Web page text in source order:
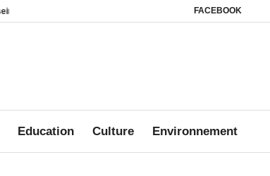
FACEBOOK
Affaire Mbanié : Ali Akbar Onanga Y’Obegue estime que le
Education Culture Environnement